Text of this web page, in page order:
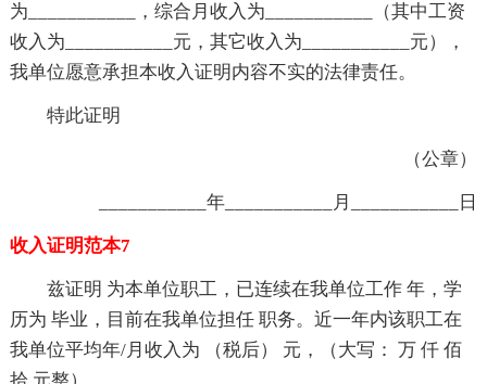
为___________，综合月收入为___________（其中工资
收入为___________元，其它收入为___________元），
我单位愿意承担本收入证明内容不实的法律责任。
特此证明
（公章）
___________年___________月___________日
收入证明范本7
兹证明 为本单位职工，已连续在我单位工作 年，学
历为 毕业，目前在我单位担任 职务。近一年内该职工在
我单位平均年/月收入为 （税后） 元，（大写： 万 仟 佰